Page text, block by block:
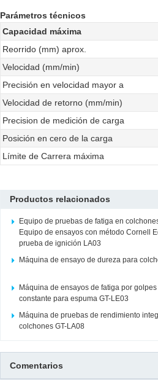
Parámetros técnicos
Capacidad máxima
Reorrido (mm) aprox.
Velocidad (mm/min)
Precisión en velocidad mayor a
Velocidad de retorno (mm/min)
Precision de medición de carga
Posición en cero de la carga
Límite de Carrera máxima
Productos relacionados
Equipo de pruebas de fatiga en
Equipo de ensayos con método Cornell
prueba de ignición LA03
Máquina de ensayo de dureza para
Máquina de ensayos de fatiga por
constante para espuma GT-LE03
Máquina de pruebas de rendimiento
colchones GT-LA08
Comentarios